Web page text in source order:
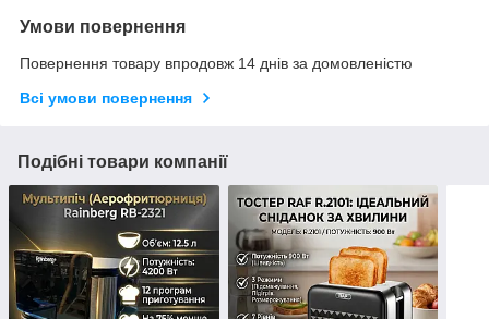
Умови повернення
Повернення товару впродовж 14 днів за домовленістю
Всі умови повернення
Подібні товари компанії